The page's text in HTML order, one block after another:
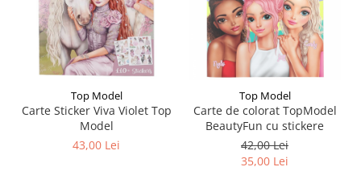
Markere si Carioci
Carioci
Markere
Markere Acrilice
Markere creta lichida
Markere Evidentiatoare Highlighter
Markere Permanente
Top Model
Carte Sticker Viva Violet Top
Model
43,00 Lei
Top Model
Carte de colorat TopModel
BeautyFun cu stickere
42,00 Lei
35,00 Lei